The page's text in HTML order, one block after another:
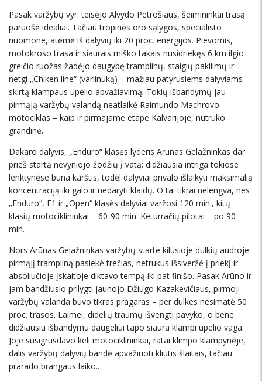
Pasak varžybų vyr. teisėjo Alvydo Petrošiaus, šeimininkai trasą
paruošė idealiai. Tačiau tropinės oro sąlygos, specialisto
nuomone, atėmė iš dalyvių iki 20 proc. energijos. Pievomis,
motokroso trasa ir siaurais miško takais nusidriekęs 6 km ilgio
greičio ruožas žadėjo daugybę tramplinų, staigių pakilimų ir
netgi „Chiken line“ (varlinuką) – mažiau patyrusiems dalyviams
skirtą klampaus upelio apvažiavimą. Tokių išbandymų jau
pirmąją varžybų valandą neatlaikė Raimundo Machrovo
motociklas – kaip ir pirmajame etape Kalvarijoje, nutrūko
grandinė.
Dakaro dalyvis, „Enduro“ klasės lyderis Arūnas Gelažninkas dar
prieš startą nevyniojo žodžių į vatą: didžiausia intriga tokiose
lenktynėse būna karštis, todėl dalyviai privalo išlaikyti maksimalią
koncentraciją iki galo ir nedaryti klaidų. O tai tikrai nelengva, nes
„Enduro“, E1 ir „Open“ klasės dalyviai varžosi 120 min., kitų
klasių motociklininkai – 60-90 min. Keturračių pilotai – po 90
min.
Nors Arūnas Gelažninkas varžybų starte kilusioje dulkių audroje
pirmąjį trampliną pasiekė trečias, netrukus išsiveržė į priekį ir
absoliučioje įskaitoje diktavo tempą iki pat finišo. Pasak Arūno ir
jam bandžiusio prilygti jaunojo Džiugo Kazakevičiaus, pirmoji
varžybų valanda buvo tikras pragaras – per dulkes nesimatė 50
proc. trasos. Laimei, didelių traumų išvengti pavyko, o bene
didžiausiu išbandymu daugeliui tapo siaura klampi upelio vaga.
Joje susigrūsdavo keli motociklininkai, ratai klimpo klampynėje,
dalis varžybų dalyvių bandė apvažiuoti kliūtis šlaitais, tačiau
prarado brangaus laiko..